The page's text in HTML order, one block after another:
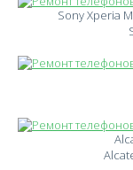
Sony Xperia